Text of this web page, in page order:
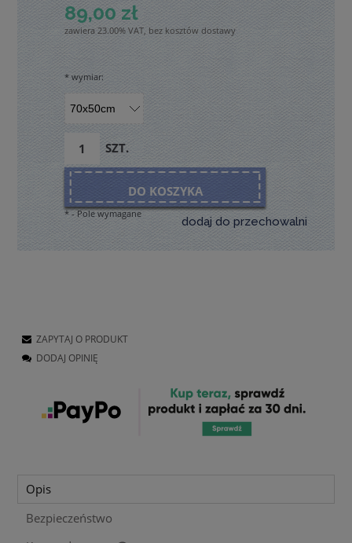
89,00 zł
zawiera 23.00% VAT, bez kosztów dostawy
* wymiar:
SZT.
DO KOSZYKA
dodaj do przechowalni
*- Pole wymagane
ZAPYTAJ O PRODUKT
DODAJ OPINIĘ
Opis
Bezpieczeństwo